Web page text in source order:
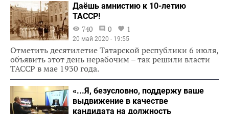
Даёшь амнистию к 10-летию
ТАССР!
740
0 1
20 май 2020 - 19:55
Отметить десятилетие Татарской республики 6 июля,
объявить этот день нерабочим – так решили власти
ТАССР в мае 1930 года.
«...Я, безусловно, поддержу ваше
выдвижение в качестве
кандидата на должность